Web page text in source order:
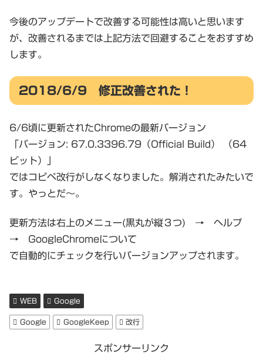
今後のアップデートで改善する可能性は高いと思います
が、改善されるまでは上記方法で回避することをおすすめ
します。
2018/6/9 修正改善された！
6/6頃に更新されたChromeの最新バージョン
「バージョン: 67.0.3396.79（Official Build） （64
ビット）」
ではコピペ改行がしなくなりました。解消されたみたいで
す。やっとだ～。
更新方法は右上のメニュー(黒丸が縦３つ) → ヘルプ
→ GoogleChromeについて
で自動的にチェックを行いバージョンアップされます。
WEB Google
Google GoogleKeep 改行
スポンサーリンク